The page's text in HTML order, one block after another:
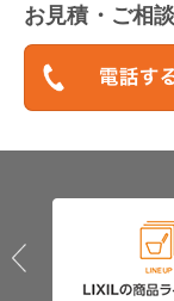
お見積・ご相